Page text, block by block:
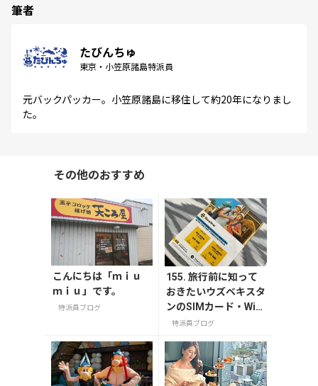
筆者
たびんちゅ
東京・小笠原諸島特派員
元バックパッカー。小笠原諸島に移住して約20年になりまし
た。
その他のおすすめ
こんにちは「ｍｉｕ
ｍｉｕ」です。
特派員ブログ
155. 旅行前に知って
おきたいウズベキスタ
ンのSIMカード・Wi-F
iなどインターネット
特派員ブログ